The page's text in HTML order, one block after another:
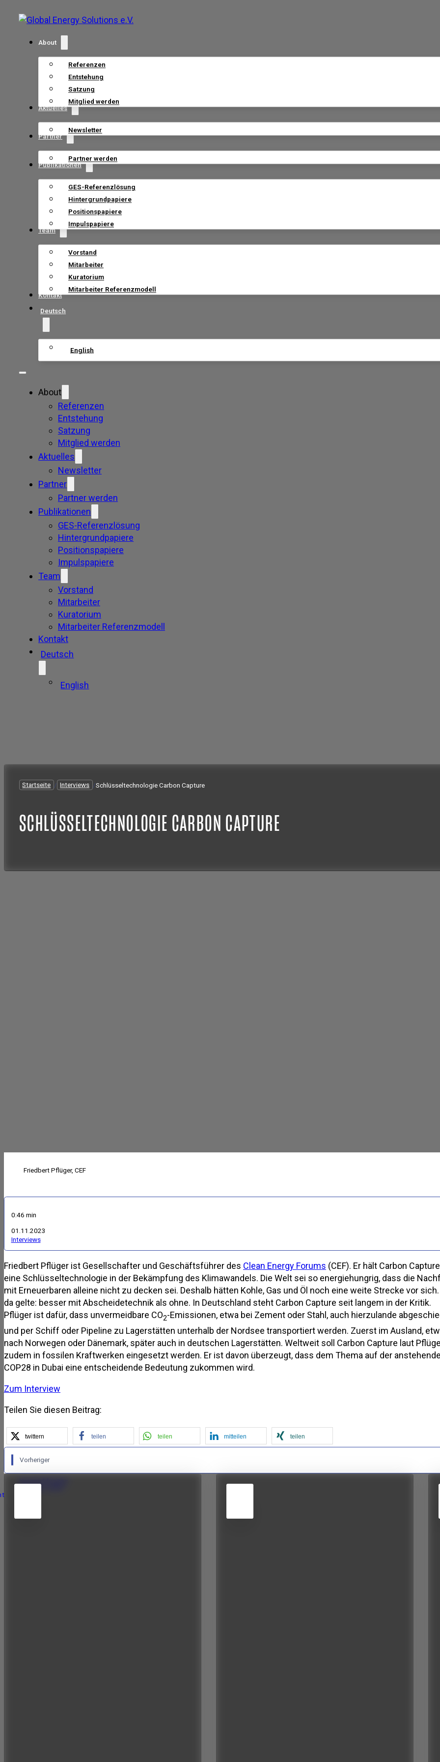
About
Referenzen
Entstehung
Satzung
Mitglied werden
Aktuelles
Newsletter
Partner
Partner werden
Publikationen
GES-Referenzlösung
Hintergrundpapiere
Positionspapiere
Impulspapiere
Team
Vorstand
Mitarbeiter
Kuratorium
Mitarbeiter Referenzmodell
Kontakt
Deutsch
English
About
Referenzen
Entstehung
Satzung
Mitglied werden
Aktuelles
Newsletter
Partner
Partner werden
Publikationen
GES-Referenzlösung
Hintergrundpapiere
Positionspapiere
Impulspapiere
Team
Vorstand
Mitarbeiter
Kuratorium
Mitarbeiter Referenzmodell
Kontakt
Deutsch
English
Startseite / Interviews /Schlüsseltechnologie Carbon Capture
SCHLÜSSELTECHNOLOGIE CARBON CAPTURE
Friedbert Pflüger, CEF
0:46 min
01.11.2023
Interviews
Friedbert Pflüger ist Gesellschafter und Geschäftsführer des Clean Energy Forums (CEF). Er hält Carbon
eine Schlüsseltechnologie in der Bekämpfung des Klimawandels. Die Welt sei so energiehungrig, dass die
mit Erneuerbaren alleine nicht zu decken sei. Deshalb hätten Kohle, Gas und Öl noch eine weite Strecke vor sich.
da gelte: besser mit Abscheidetechnik als ohne. In Deutschland steht Carbon Capture seit langem in der Kritik.
Pflüger ist dafür, dass unvermeidbare CO2-Emissionen, etwa bei Zement oder Stahl, auch hierzulande
und per Schiff oder Pipeline zu Lagerstätten unterhalb der Nordsee transportiert werden. Zuerst im Ausland,
nach Norwegen oder Dänemark, später auch in deutschen Lagerstätten. Weltweit soll Carbon Capture laut
zudem in fossilen Kraftwerken eingesetzt werden. Er ist davon überzeugt, dass dem Thema auf der
COP28 in Dubai eine entscheidende Bedeutung zukommen wird.
Zum Interview
Teilen Sie diesen Beitrag:
twittern teilen teilen mitteilen teilen
Vorheriger
Oktober 2023